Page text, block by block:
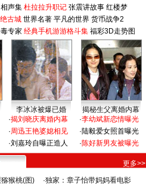
声集 杜拉拉升职记 张震讲故事 红楼梦
古城 世界名著 平凡的世界 货币战争2
专家 经典手机游游格斗集 福彩3D走势图
李冰冰被爆已婚
揭秘生父离婚内幕
·揭刘晓庆离婚内幕
·周迅王艳婆媳相见
·刘嘉玲自曝正造人
·李幼斌新恋情曝光
·陆毅爱女照首曝光
·陈好新男友被曝光
更多>>
猴桃(图) ·独家：章子怡带妈妈看电影